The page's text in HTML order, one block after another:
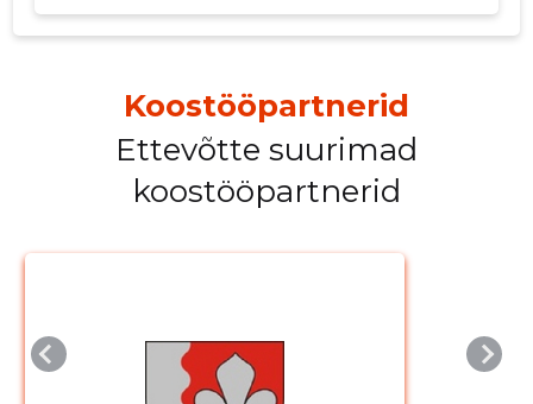
Koostööpartnerid
Ettevõtte suurimad
koostööpartnerid